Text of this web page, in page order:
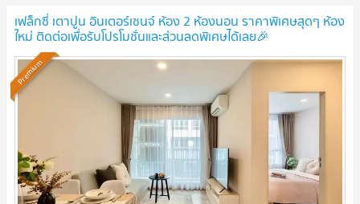
เฟล็กซี่ เตาปูน อินเตอร์เชนจ์ ห้อง 2 ห้องนอน ราคาพิเศษสุดๆ ห้อง
ใหม่ ติดต่อเพื่อรับโปรโมชั่นและส่วนลดพิเศษได้เลย🎉
Premium